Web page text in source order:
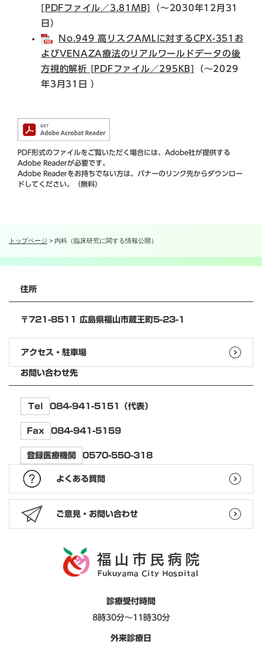
トップページ > 内科（臨床研究に関する情報公開）
[PDFファイル／3.81MB]
（～2030年12月31
日）​
No.949 高リスクAMLに対するCPX-351お
よびVENAZA療法のリアルワールドデータの後
方視的解析 [PDFファイル／295KB]
（～2029
年3月31日 ）
PDF形式のファイルをご覧いただく場合には、Adobe社が提供する
Adobe Readerが必要です。
Adobe Readerをお持ちでない方は、バナーのリンク先からダウンロー
ドしてください。（無料）
住所
〒721-8511 広島県福山市蔵王町5-23-1
アクセス・駐車場
お問い合わせ先
Tel 084-941-5151（代表）
Fax 084-941-5159
登録医療機関 0570-550-318
よくある質問
ご意見・お問い合わせ
診療受付時間
8時30分～11時30分
外来診療日